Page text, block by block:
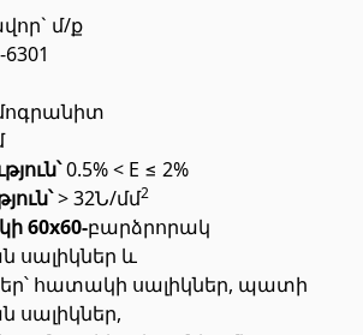
(3)
(3)
խցանից (3)
մ/ք
0.5% < E ≤ 2%
> 32Ն/մմ2
60x60-բարձրորակ
սալիկներ և
հատակի սալիկներ, պատի
սալիկներ,